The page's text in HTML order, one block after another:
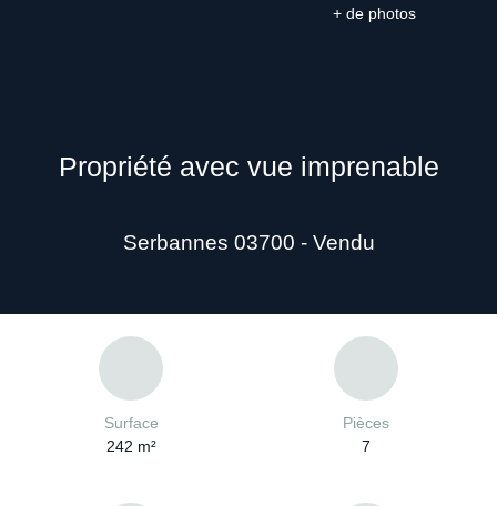
+ de photos
Propriété avec vue imprenable
Serbannes 03700 - Vendu
Surface
242 m²
Pièces
7